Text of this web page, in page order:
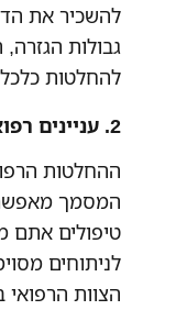
להשכיר את
גבולות הגזרה,
להחלטות
2. עניינים רפואיים
ההחלטות
המסמך
טיפולים אתם
לניתוחים
הצוות